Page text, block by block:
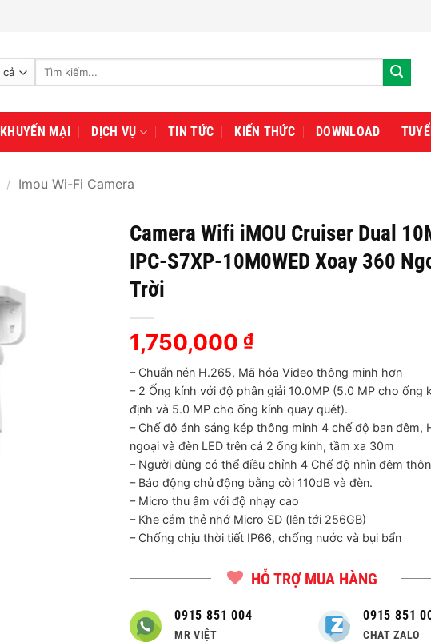
Tìm
KHUYẾN MẠI DỊCH VỤ TIN TỨC KIẾN THỨC DOWNLOAD
/ Imou Wi-Fi Camera
Camera Wifi iMOU Cruiser Dual
IPC-S7XP-10M0WED Xoay 360
Trời
1,750,000 ₫
– Chuẩn nén H.265, Mã hóa Video thông minh hơn
– 2 Ống kính với độ phân giải 10.0MP (5.0 MP cho ống
định và 5.0 MP cho ống kính quay quét).
– Chế độ ánh sáng kép thông minh 4 chế độ ban đêm,
ngoại và đèn LED trên cả 2 ống kính, tầm xa 30m
– Người dùng có thể điều chỉnh 4 Chế độ nhìn đêm
– Báo động chủ động bằng còi 110dB và đèn.
– Micro thu âm với độ nhạy cao
– Khe cắm thẻ nhớ Micro SD (lên tới 256GB)
– Chống chịu thời tiết IP66, chống nước và bụi bẩn
HỖ TRỢ MUA HÀNG
0915 851 004
MR VIỆT
0915 851
CHAT ZALO